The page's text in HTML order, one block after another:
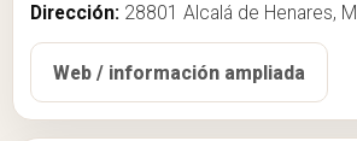
Dirección: 28801 Alcalá de Henares,
Web / información ampliada